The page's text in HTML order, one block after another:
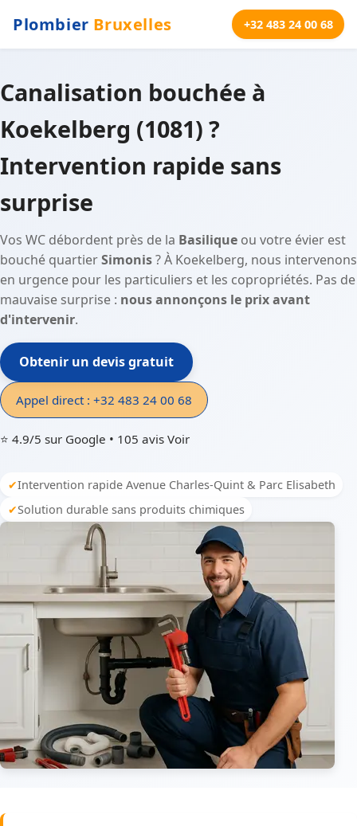
Plombier Bruxelles +32 483 24 00 68
Canalisation bouchée à
Koekelberg (1081) ?
Intervention rapide sans
surprise
Vos WC débordent près de la Basilique ou votre évier est
bouché quartierSimonis? À Koekelberg, nous intervenons
en urgence pour les particuliers et les copropriétés. Pas de
mauvaise surprise : nous annonçons le prix avant
d'intervenir.
Obtenir un devis gratuit
Appel direct : +32 483 24 00 68
⭐ 4.9/5 sur Google • 105 avis Voir
Intervention rapide Avenue Charles-Quint & Parc Elisabeth
Solution durable sans produits chimiques